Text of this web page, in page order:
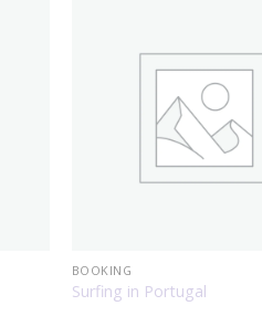
BOOKING
Surfing in Portugal